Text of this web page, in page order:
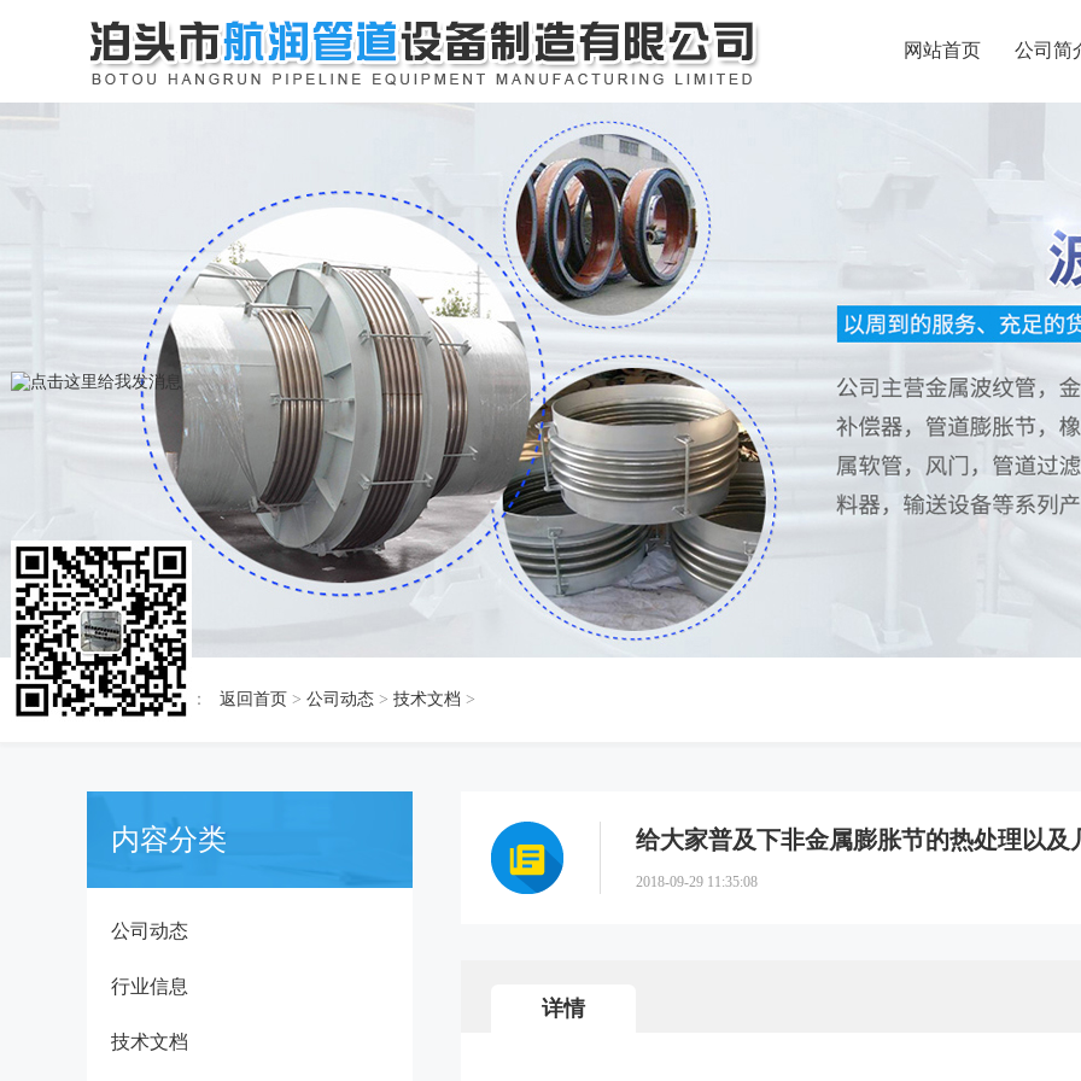
网站首页 公司简
当前位置： 返回首页 > 公司动态 > 技术文档 >
内容分类
公司动态
行业信息
技术文档
给大家普及下非金属膨胀节的热处理以及
2018-09-29 11:35:08
详情